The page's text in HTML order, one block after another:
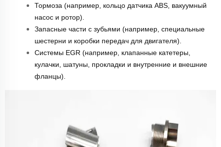
Тормоза (например, кольцо датчика ABS, вакуумный
насос и ротор).
Запасные части с зубьями (например, специальные
шестерни и коробки передач для двигателя).
Системы EGR (например, клапанные катетеры,
кулачки, шатуны, прокладки и внутренние и внешние
фланцы).